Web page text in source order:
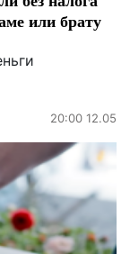
или брату
20:00 12.05